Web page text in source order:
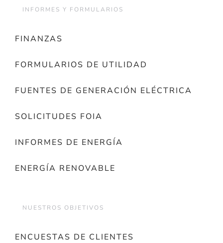
INFORMES Y FORMULARIOS
FINANZAS
FORMULARIOS DE UTILIDAD
FUENTES DE GENERACIÓN ELÉCTRICA
SOLICITUDES FOIA
INFORMES DE ENERGÍA
ENERGÍA RENOVABLE
NUESTROS OBJETIVOS
ENCUESTAS DE CLIENTES